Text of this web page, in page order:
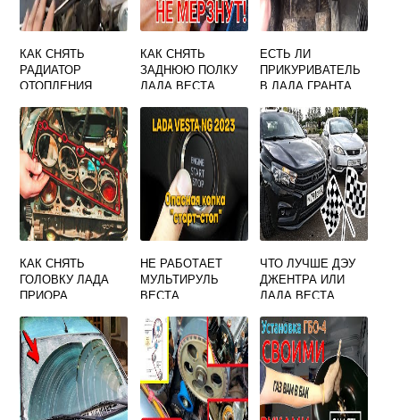
КАК СНЯТЬ
РАДИАТОР
ОТОПЛЕНИЯ
КАК СНЯТЬ
ЗАДНЮЮ ПОЛКУ
ЛАДА ВЕСТА
ЕСТЬ ЛИ
ПРИКУРИВАТЕЛЬ
В ЛАДА ГРАНТА
КАК СНЯТЬ
ГОЛОВКУ ЛАДА
ПРИОРА
НЕ РАБОТАЕТ
МУЛЬТИРУЛЬ
ВЕСТА
ЧТО ЛУЧШЕ ДЭУ
ДЖЕНТРА ИЛИ
ЛАДА ВЕСТА